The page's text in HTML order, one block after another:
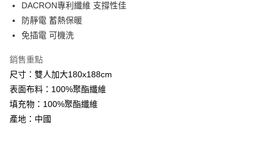
悠遊付
Google Pay
AFTEE先享後付
相關說明
AFTEE先享後付是「在收到商品之後才付款」的支付方式。 讓您購物簡單
便利好安心！
１．簡單：不需註冊會員、不需綁卡、不需儲值。
２．便利：只要手機號碼，簡訊認證，即可結帳。
ATM付款
運送方式
DACRON專利纖維 支撐性佳
防靜電 蓄熱保暖
免插電 可機洗
銷售重點
尺寸：雙人加大180x188cm
表面布料：100%聚酯纖維
填充物：100%聚酯纖維
產地：中國